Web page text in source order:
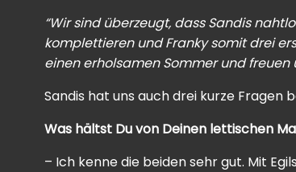
“Wir sind überzeugt, dass Sandis
komplettieren und Franky somit drei
einen erholsamen Sommer und
Sandis hat uns auch drei kurze Fragen
Was hältst Du von Deinen lettischen
– Ich kenne die beiden sehr gut. Mit